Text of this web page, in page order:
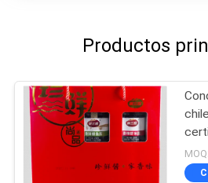
Productos
de